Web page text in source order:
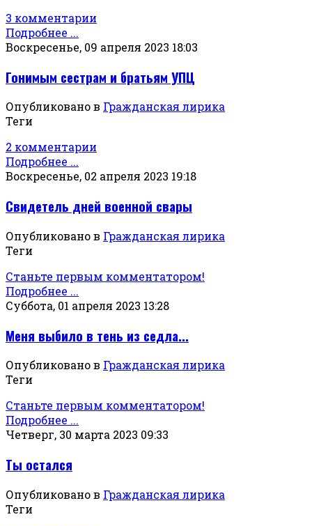
3 комментарии
Подробнее ...
Воскресенье, 09 апреля 2023 18:03
Гонимым сестрам и братьям УПЦ
Опубликовано в Гражданская лирика
Теги
2 комментарии
Подробнее ...
Воскресенье, 02 апреля 2023 19:18
Свидетель дней военной свары
Опубликовано в Гражданская лирика
Теги
Станьте первым комментатором!
Подробнее ...
Суббота, 01 апреля 2023 13:28
Меня выбило в тень из седла...
Опубликовано в Гражданская лирика
Теги
Станьте первым комментатором!
Подробнее ...
Четверг, 30 марта 2023 09:33
Ты остался
Опубликовано в Гражданская лирика
Теги